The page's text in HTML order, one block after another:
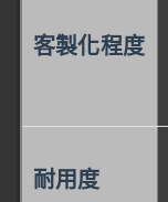
客製化程度
耐用度